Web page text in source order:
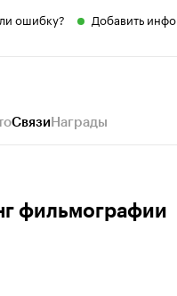
ошибку? Добавить инфо
СвязиНаграды
фильмографии